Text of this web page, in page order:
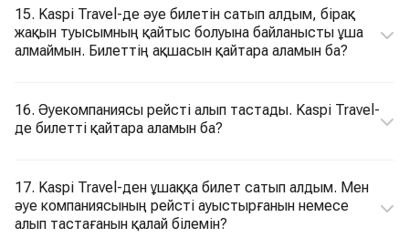
15. Kaspi Travel-де әуе билетін сатып алдым, бірақ
жақын туысымның қайтыс болуына байланысты ұша
алмаймын. Билеттің ақшасын қайтара аламын ба?
16. Әуекомпаниясы рейсті алып тастады. Kaspi Travel-
де билетті қайтара аламын ба?
17. Kaspi Travel-ден ұшаққа билет сатып алдым. Мен
әуе компаниясының рейсті ауыстырғанын немесе
алып тастағанын қалай білемін?